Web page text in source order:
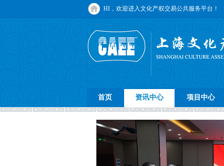
HI，欢迎进入文化产权交易公共服务平台！
首页 资讯中心 项目中心